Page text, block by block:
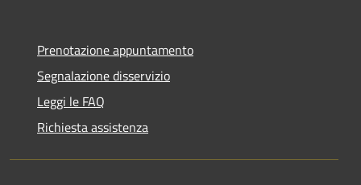
Prenotazione appuntamento
Segnalazione disservizio
Leggi le FAQ
Richiesta assistenza